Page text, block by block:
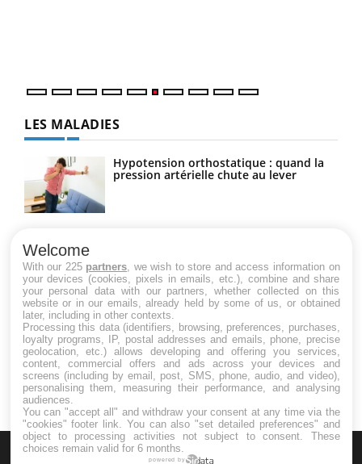
LES MALADIES
Hypotension orthostatique : quand la
pression artérielle chute au lever
Maladie de Charcot (Sclérose latérale
amyotrophique)
Welcome
With our 225 partners , we wish to store and access information on
your devices (cookies, pixels in emails, etc.), combine and share
your personal data with our partners, whether collected on this
website or in our emails, already held by some of us, or obtained
later, including in other contexts.
Processing this data (identifiers, browsing, preferences, purchases,
loyalty programs, IP, postal addresses and emails, phone, precise
geolocation, etc.) allows developing and offering you services,
content, commercial offers and ads across your devices and
screens (including by email, post, SMS, phone, audio, and video),
personalising them, measuring their performance, and analysing
audiences.
You can "accept all" and withdraw your consent at any time via the
"cookies" footer link . You can also "set detailed preferences" and
object to processing activities not subject to consent. These
choices remain valid for 6 months.
powered by